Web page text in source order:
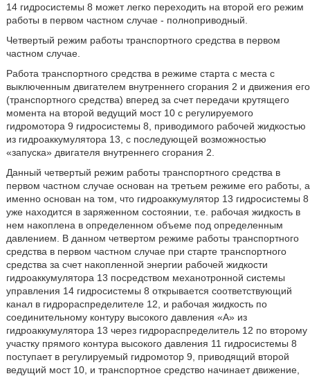
14 гидросистемы 8 может легко переходить на второй его режим
работы в первом частном случае - полноприводный.
Четвертый режим работы транспортного средства в первом
частном случае.
Работа транспортного средства в режиме старта с места с
выключенным двигателем внутреннего сгорания 2 и движения его
(транспортного средства) вперед за счет передачи крутящего
момента на второй ведущий мост 10 с регулируемого
гидромотора 9 гидросистемы 8, приводимого рабочей жидкостью
из гидроаккумулятора 13, с последующей возможностью
«запуска» двигателя внутреннего сгорания 2.
Данный четвертый режим работы транспортного средства в
первом частном случае основан на третьем режиме его работы, а
именно основан на том, что гидроаккумулятор 13 гидросистемы 8
уже находится в заряженном состоянии, т.е. рабочая жидкость в
нем накоплена в определенном объеме под определенным
давлением. В данном четвертом режиме работы транспортного
средства в первом частном случае при старте транспортного
средства за счет накопленной энергии рабочей жидкости
гидроаккумулятора 13 посредством механотронной системы
управления 14 гидросистемы 8 открывается соответствующий
канал в гидрораспределителе 12, и рабочая жидкость по
соединительному контуру высокого давления «А» из
гидроаккумулятора 13 через гидрораспределитель 12 по второму
участку прямого контура высокого давления 11 гидросистемы 8
поступает в регулируемый гидромотор 9, приводящий второй
ведущий мост 10, и транспортное средство начинает движение,